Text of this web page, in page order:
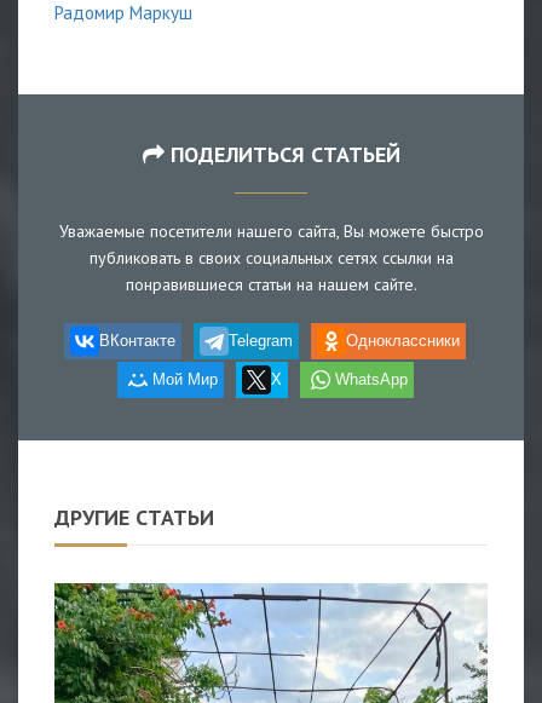
Радомир Маркуш
ПОДЕЛИТЬСЯ СТАТЬЕЙ
Уважаемые посетители нашего сайта, Вы можете быстро
публиковать в своих социальных сетях ссылки на
понравившиеся статьи на нашем сайте.
ВКонтакте Telegram Одноклассники
Мой Мир X WhatsApp
ДРУГИЕ СТАТЬИ